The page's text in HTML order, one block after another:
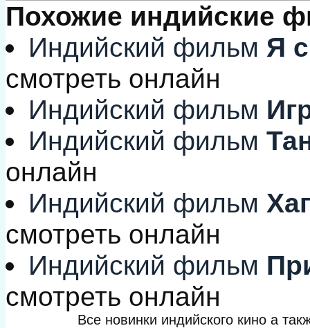
Похожие индийские
Индийский фильм Я
смотреть онлайн
Индийский фильм
Индийский фильм
онлайн
Индийский фильм
смотреть онлайн
Индийский фильм
смотреть онлайн
Все новинки индийского кино а